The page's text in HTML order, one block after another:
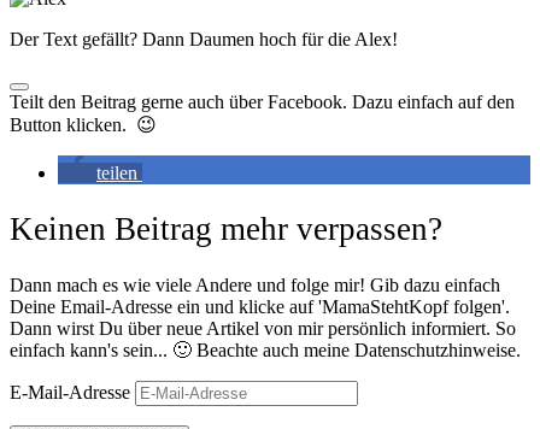
Der Text gefällt? Dann Daumen hoch für die Alex!
Teilt den Beitrag gerne auch über Facebook. Dazu einfach auf den
Button klicken. 😉
teilen
Keinen Beitrag mehr verpassen?
Dann mach es wie viele Andere und folge mir! Gib dazu einfach
Deine Email-Adresse ein und klicke auf 'MamaStehtKopf folgen'.
Dann wirst Du über neue Artikel von mir persönlich informiert. So
einfach kann's sein... 🙂 Beachte auch meine Datenschutzhinweise.
E-Mail-Adresse